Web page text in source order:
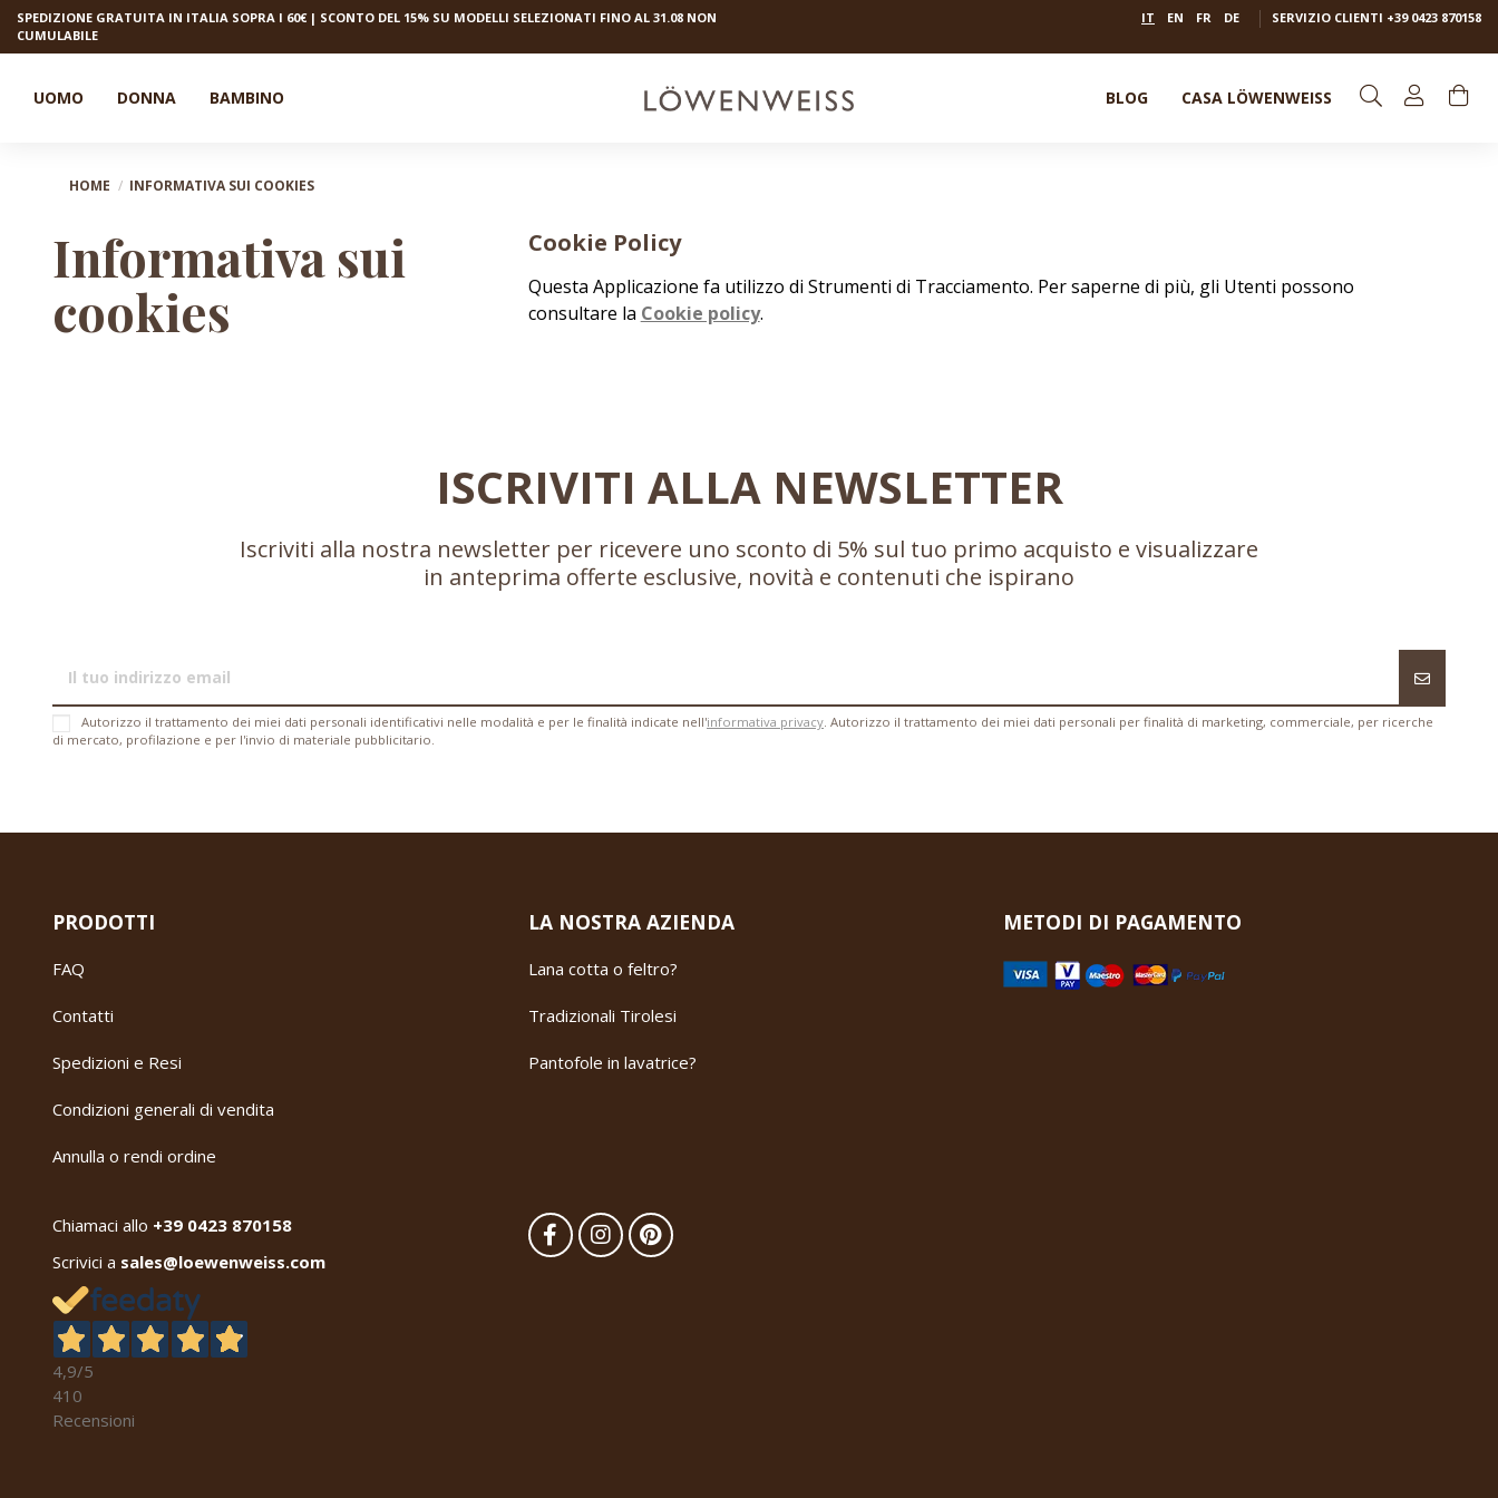
SPEDIZIONE GRATUITA IN ITALIA SOPRA I 60€ | SCONTO DEL 15% SU MODELLI SELEZIONATI FINO AL 31.08 NON
CUMULABILE
IT EN FR DE SERVIZIO CLIENTI +39 0423 870158
UOMO DONNA BAMBINO BLOG CASA LÖWENWEISS
HOME INFORMATIVA SUI COOKIES
Cookie Policy
Questa Applicazione fa utilizzo di Strumenti di Tracciamento. Per saperne di più, gli Utenti possono
consultare la Cookie policy.
Informativa sui
cookies
ISCRIVITI ALLA NEWSLETTER
Iscriviti alla nostra newsletter per ricevere uno sconto di 5% sul tuo primo acquisto e visualizzare
in anteprima offerte esclusive, novità e contenuti che ispirano
Autorizzo il trattamento dei miei dati personali identificativi nelle modalità e per le finalità indicate nell'informativa privacy. Autorizzo il trattamento dei miei dati personali per finalità di marketing, commerciale, per ricerche
di mercato, profilazione e per l'invio di materiale pubblicitario.
PRODOTTI
FAQ
Contatti
Spedizioni e Resi
Condizioni generali di vendita
Annulla o rendi ordine
LA NOSTRA AZIENDA
Lana cotta o feltro?
Tradizionali Tirolesi
Pantofole in lavatrice?
METODI DI PAGAMENTO
Chiamaci allo +39 0423 870158
Scrivici a sales@loewenweiss.com
4,9/5
410
Recensioni